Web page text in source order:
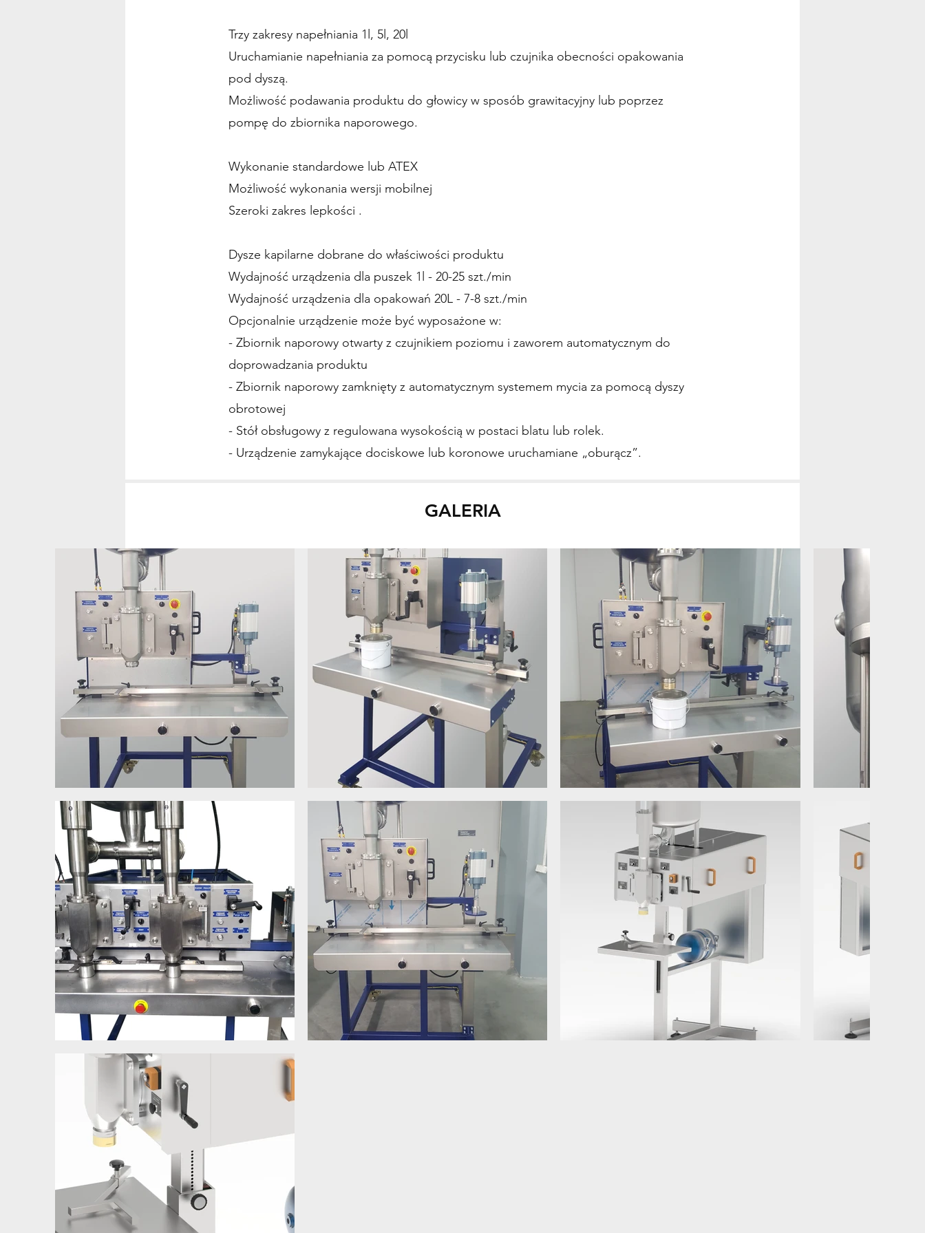
Trzy zakresy napełniania 1l, 5l, 20l
Uruchamianie napełniania za pomocą przycisku lub czujnika obecności opakowania
pod dyszą.
Możliwość podawania produktu do głowicy w sposób grawitacyjny lub poprzez
pompę do zbiornika naporowego.
Wykonanie standardowe lub ATEX
Możliwość wykonania wersji mobilnej
Szeroki zakres lepkości .
Dysze kapilarne dobrane do właściwości produktu
Wydajność urządzenia dla puszek 1l - 20-25 szt./min
Wydajność urządzenia dla opakowań 20L - 7-8 szt./min
Opcjonalnie urządzenie może być wyposażone w:
- Zbiornik naporowy otwarty z czujnikiem poziomu i zaworem automatycznym do
doprowadzania produktu
- Zbiornik naporowy zamknięty z automatycznym systemem mycia za pomocą dyszy
obrotowej
- Stół obsługowy z regulowana wysokością w postaci blatu lub rolek.
- Urządzenie zamykające dociskowe lub koronowe uruchamiane „oburącz”.
GALERIA